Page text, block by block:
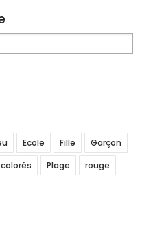
Ecole Fille
Garçon
Plage
rouge